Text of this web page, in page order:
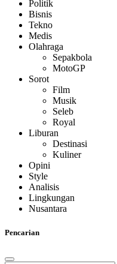
Politik
Bisnis
Tekno
Medis
Olahraga
Sepakbola
MotoGP
Sorot
Film
Musik
Seleb
Royal
Liburan
Destinasi
Kuliner
Opini
Style
Analisis
Lingkungan
Nusantara
Pencarian